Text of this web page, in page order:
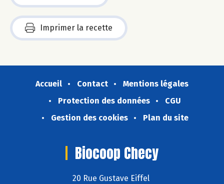
Imprimer la recette
Accueil Contact
Mentions légales
Protection des données
CGU
Gestion des cookies
Plan du site
Biocoop Checy
20 Rue Gustave Eiffel